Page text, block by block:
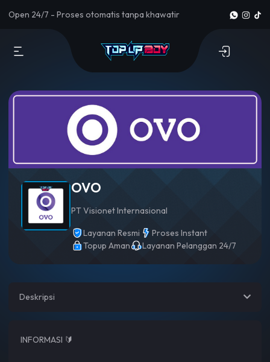
Open 24/7 - Proses otomatis tanpa khawatir
OVO
PT Visionet Internasional
Layanan Resmi
Proses Instant
Topup Aman
Layanan Pelanggan 24/7
Deskripsi
INFORMASI 🔰